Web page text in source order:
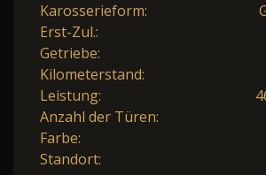
Karosserieform:
Erst-Zul.:
Getriebe:
Kilometerstand:
Leistung:
Anzahl der Türen:
Farbe:
Standort: